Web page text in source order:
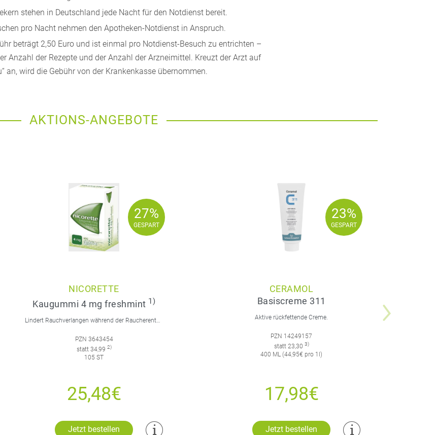
stehen in Deutschland jede Nacht für den Notdienst bereit.
pro Nacht nehmen den Apotheken-Notdienst in Anspruch.
beträgt 2,50 Euro und ist einmal pro Notdienst-Besuch zu entrichten –
Anzahl der Rezepte und der Anzahl der Arzneimittel. Kreuzt der Arzt auf
an, wird die Gebühr von der Krankenkasse übernommen.
AKTIONS-ANGEBOTE
27%
GESPART
27%
GESPART
NICORETTE
Kaugummi 4 mg freshmint 1)
Lindert Rauchverlangen während der Raucherentwöhnung durch aktives Kauen. Für Raucher, die mehr als 20 Zigaretten am Tag rauchen.
PZN 3643454
statt 34,99 2)
105 ST
25,48€
Jetzt bestellen
23%
GESPART
23%
GESPART
CERAMOL
Basiscreme 311
Aktive rückfettende Creme.
PZN 14249157
statt 23,30 3)
400 ML (44,95€ pro 1l)
17,98€
Jetzt bestellen